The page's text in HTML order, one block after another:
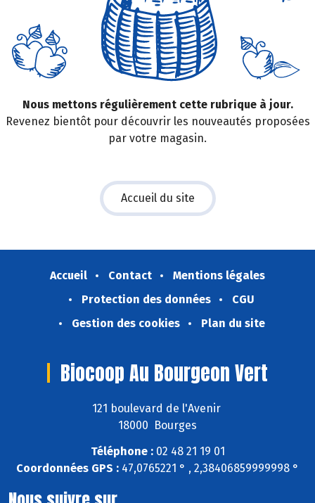
Nous mettons régulièrement cette rubrique à jour.
Revenez bientôt pour découvrir les nouveautés proposées
par votre magasin.
Accueil du site
Accueil Contact
Mentions légales
Protection des données
CGU
Gestion des cookies
Plan du site
Biocoop Au Bourgeon Vert
121 boulevard de l'Avenir
18000 Bourges
Téléphone :02 48 21 19 01
Coordonnées GPS : 47,0765221 ° , 2,38406859999998 °